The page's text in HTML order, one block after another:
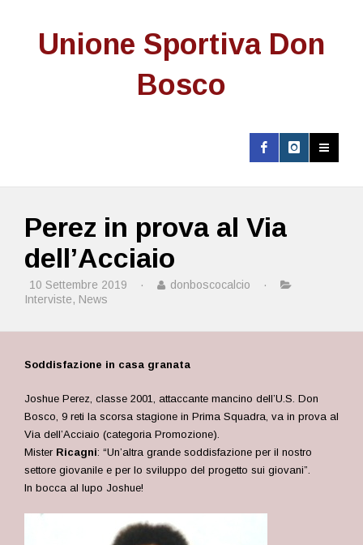
Unione Sportiva Don
Bosco
Perez in prova al Via
dell’Acciaio
10 Settembre 2019 · donboscocalcio
·
Interviste, News
Soddisfazione in casa granata
Joshue Perez, classe 2001, attaccante mancino dell’U.S. Don
Bosco, 9 reti la scorsa stagione in Prima Squadra, va in prova al
Via dell’Acciaio (categoria Promozione).
Mister Ricagni: “Un’altra grande soddisfazione per il nostro
settore giovanile e per lo sviluppo del progetto sui giovani”.
In bocca al lupo Joshue!